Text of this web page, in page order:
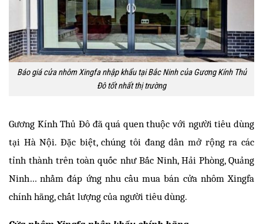
Báo giá cửa nhôm Xingfa nhập khẩu tại Bắc Ninh của Gương Kính Thủ
Đô tốt nhất thị trường
Gương Kính Thủ Đô đã quá quen thuộc với người tiêu dùng
tại Hà Nội. Đặc biệt, chúng tôi đang dần mở rộng ra các
tỉnh thành trên toàn quốc như Bắc Ninh, Hải Phòng, Quảng
Ninh… nhằm đáp ứng nhu cầu mua bán cửa nhôm Xingfa
chính hãng, chất lượng của người tiêu dùng.